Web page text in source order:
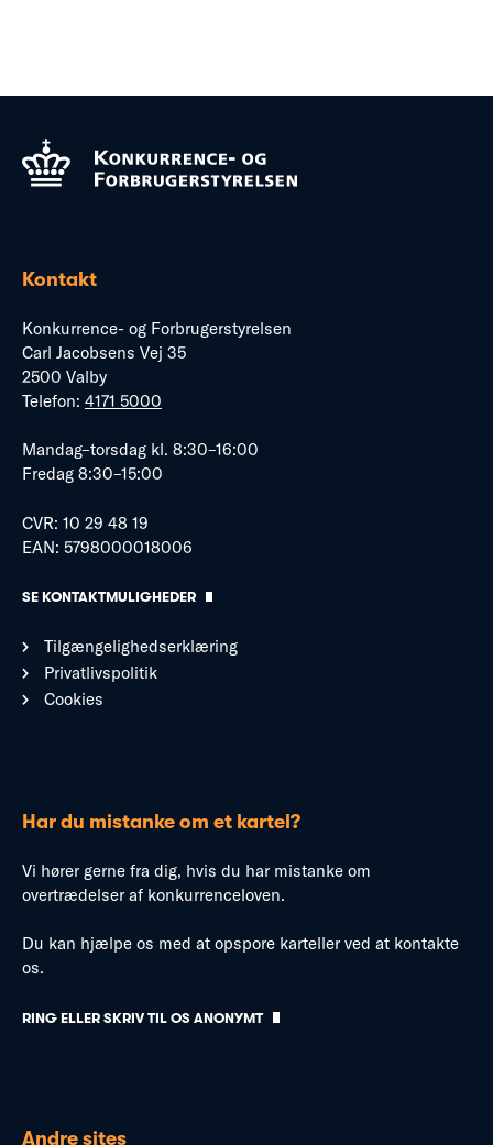
Kontakt
Konkurrence- og Forbrugerstyrelsen
Carl Jacobsens Vej 35
2500 Valby
Telefon: 4171 5000
Mandag–torsdag kl. 8:30–16:00
Fredag 8:30–15:00
CVR: 10 29 48 19
EAN: 5798000018006
SE KONTAKTMULIGHEDER
Tilgængelighedserklæring
Privatlivspolitik
Cookies
Har du mistanke om et kartel?
Vi hører gerne fra dig, hvis du har mistanke om
overtrædelser af konkurrenceloven.
Du kan hjælpe os med at opspore karteller ved at kontakte
os.
RING ELLER SKRIV TIL OS ANONYMT
Andre sites